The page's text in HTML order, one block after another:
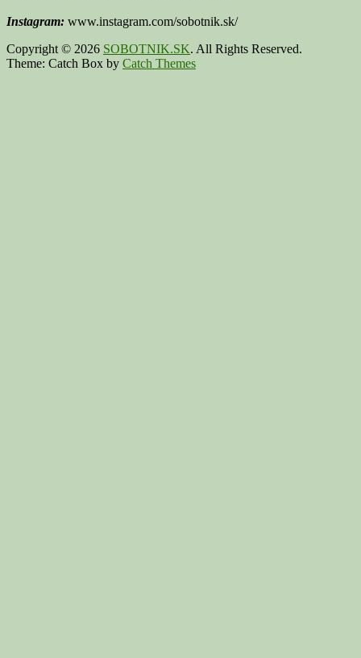
Instagram: www.instagram.com/sobotnik.sk/
Copyright © 2026 SOBOTNIK.SK. All Rights Reserved.
Theme: Catch Box by Catch Themes